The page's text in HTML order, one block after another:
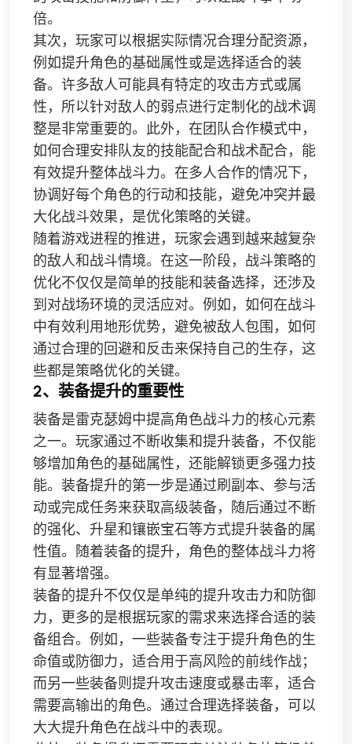
倍。
其次，玩家可以根据实际情况合理分配资源，
例如提升角色的基础属性或是选择适合的装
备。许多敌人可能具有特定的攻击方式或属
性，所以针对敌人的弱点进行定制化的战术调
整是非常重要的。此外，在团队合作模式中，
如何合理安排队友的技能配合和战术配合，能
有效提升整体战斗力。在多人合作的情况下，
协调好每个角色的行动和技能，避免冲突并最
大化战斗效果，是优化策略的关键。
随着游戏进程的推进，玩家会遇到越来越复杂
的敌人和战斗情境。在这一阶段，战斗策略的
优化不仅仅是简单的技能和装备选择，还涉及
到对战场环境的灵活应对。例如，如何在战斗
中有效利用地形优势，避免被敌人包围，如何
通过合理的回避和反击来保持自己的生存，这
些都是策略优化的关键。
2、装备提升的重要性
装备是雷克瑟姆中提高角色战斗力的核心元素
之一。玩家通过不断收集和提升装备，不仅能
够增加角色的基础属性，还能解锁更多强力技
能。装备提升的第一步是通过刷副本、参与活
动或完成任务来获取高级装备，随后通过不断
的强化、升星和镶嵌宝石等方式提升装备的属
性值。随着装备的提升，角色的整体战斗力将
有显著增强。
装备的提升不仅仅是单纯的提升攻击力和防御
力，更多的是根据玩家的需求来选择合适的装
备组合。例如，一些装备专注于提升角色的生
命值或防御力，适合用于高风险的前线作战；
而另一些装备则提升攻击速度或暴击率，适合
需要高输出的角色。通过合理选择装备，可以
大大提升角色在战斗中的表现。